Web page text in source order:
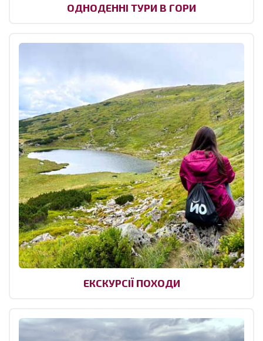
ОДНОДЕННІ ТУРИ В ГОРИ
ЕКСКУРСІЇ ПОХОДИ